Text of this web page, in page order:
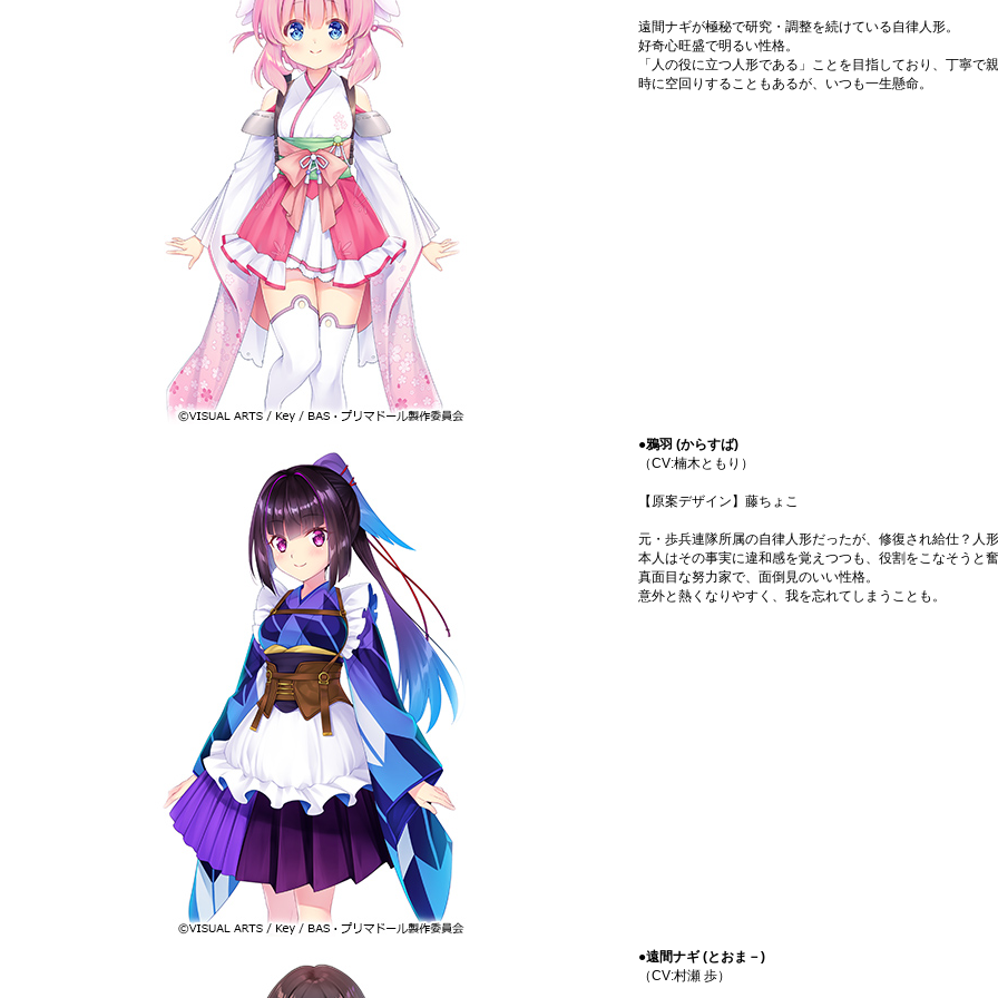
遠間ナギが極秘で研究・調整を続けている自律人形。
好奇心旺盛で明るい性格。
「人の役に立つ人形である」ことを目指しており、丁寧で
時に空回りすることもあるが、いつも一生懸命。
●鴉羽 (からすば)
（CV:楠木ともり）
【原案デザイン】藤ちょこ
元・歩兵連隊所属の自律人形だったが、修復され給仕？人
本人はその事実に違和感を覚えつつも、役割をこなそうと
真面目な努力家で、面倒見のいい性格。
意外と熱くなりやすく、我を忘れてしまうことも。
●遠間ナギ (とおま－)
（CV:村瀬 歩）